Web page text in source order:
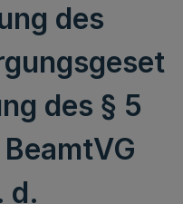
des
des § 5
d.